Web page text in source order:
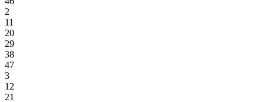
2
11
20
29
38
47
3
12
21